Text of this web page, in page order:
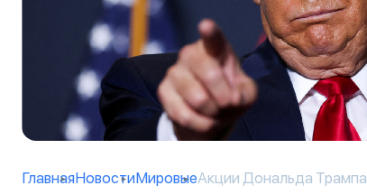
ГлавнаяНовостиМировыеАкции Дональда Трампа